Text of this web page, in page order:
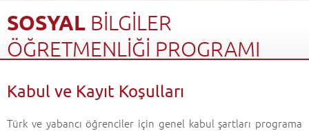
SOSYAL BİLGİLER
ÖĞRETMENLİĞİ PROGRAMI
Türkçe ve Sosyal Bilimler Eğitimi Bölümü
Kabul ve Kayıt Koşulları
Türk ve yabancı öğrenciler için genel kabul şartları programa